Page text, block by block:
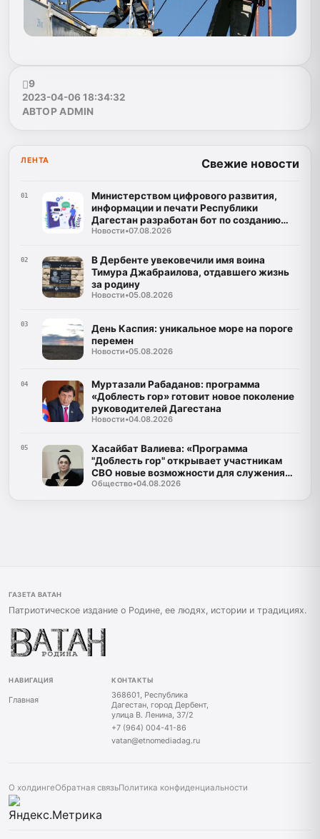
9
2023-04-06 18:34:32
АВТОР ADMIN
ЛЕНТА Свежие новости
01
Министерством цифрового развития,
информации и печати Республики
Дагестан разработан бот по созданию
корпусов национальных языков народов
Новости•07.08.2026
02
В Дербенте увековечили имя воина
Тимура Джабраилова, отдавшего жизнь
за родину
Новости•05.08.2026
03
День Каспия: уникальное море на пороге
перемен
Новости•05.08.2026
04
Муртазали Рабаданов: программа
«Доблесть гор» готовит новое поколение
руководителей Дагестана
Новости•04.08.2026
05
Хасайбат Валиева: «Программа
"Доблесть гор" открывает участникам
СВО новые возможности для служения
Дагестану»
Общество•04.08.2026
ГАЗЕТА ВАТАН
Патриотическое издание о Родине, ее людях, истории и традициях.
НАВИГАЦИЯ
Главная
КОНТАКТЫ
368601, Республика
Дагестан, город Дербент,
улица В. Ленина, 37/2
+7 (964) 004-41-86
vatan@etnomediadag.ru
О холдингеОбратная связьПолитика конфиденциальности